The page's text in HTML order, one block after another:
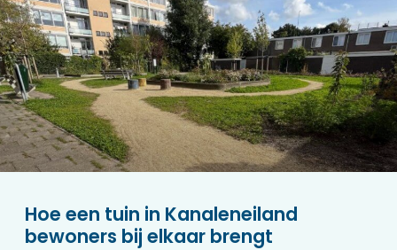
Hoe een tuin in Kanaleneiland
bewoners bij elkaar brengt